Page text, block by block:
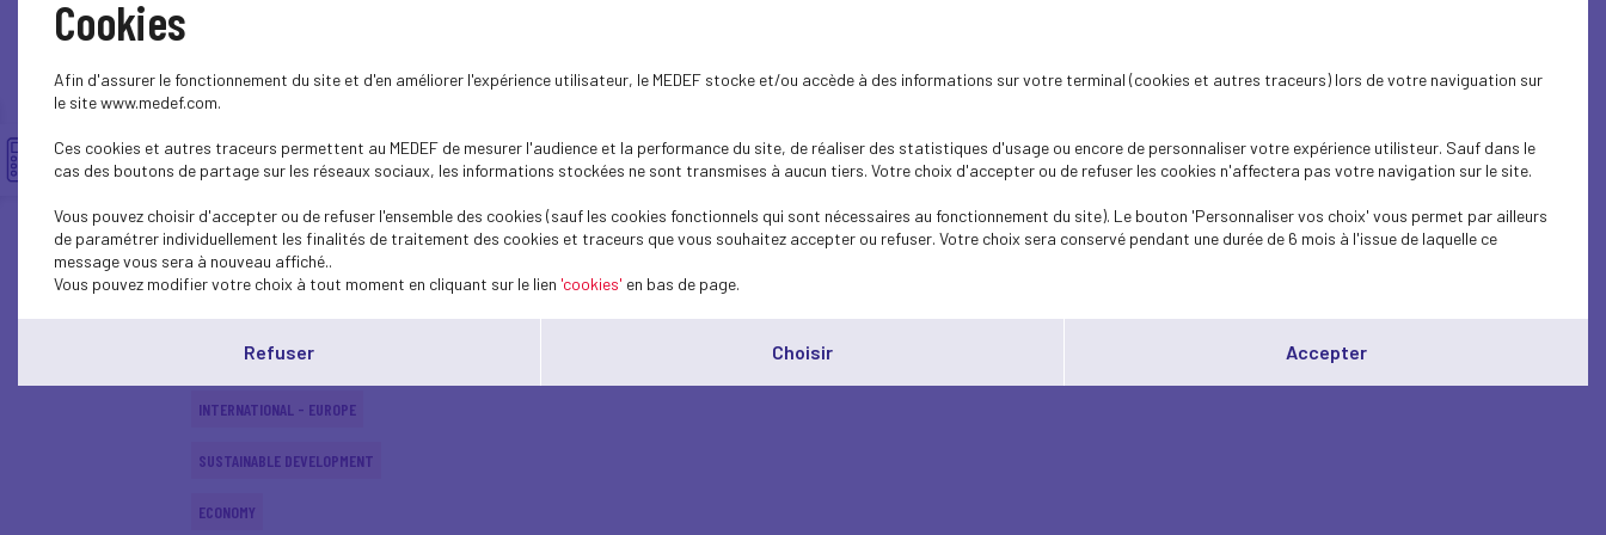
INTERNATIONAL - EUROPE
INTERNATIONAL - EUROPE
SOCIAL
INTERNATIONAL - EUROPE
INTERNATIONAL - EUROPE
SUSTAINABLE DEVELOPMENT
ECONOMY
Cookies
Afin d'assurer le fonctionnement du site et d'en améliorer l'expérience utilisateur, le MEDEF stocke et/ou accède à des informations sur votre terminal (cookies et autres traceurs) lors de votre naviguation sur
le site www.medef.com.
Ces cookies et autres traceurs permettent au MEDEF de mesurer l'audience et la performance du site, de réaliser des statistiques d'usage ou encore de personnaliser votre expérience utilisteur. Sauf dans le
cas des boutons de partage sur les réseaux sociaux, les informations stockées ne sont transmises à aucun tiers. Votre choix d'accepter ou de refuser les cookies n'affectera pas votre navigation sur le site.
Vous pouvez choisir d'accepter ou de refuser l'ensemble des cookies (sauf les cookies fonctionnels qui sont nécessaires au fonctionnement du site). Le bouton 'Personnaliser vos choix' vous permet par ailleurs
de paramétrer individuellement les finalités de traitement des cookies et traceurs que vous souhaitez accepter ou refuser. Votre choix sera conservé pendant une durée de 6 mois à l'issue de laquelle ce
message vous sera à nouveau affiché..
Vous pouvez modifier votre choix à tout moment en cliquant sur le lien 'cookies' en bas de page.
Refuser Choisir Accepter